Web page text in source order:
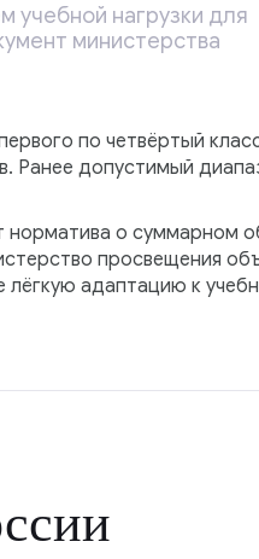
учебной нагрузки для
министерства
по четвёртый
Ранее допустимый
норматива о суммарном
просвещения
лёгкую адаптацию к